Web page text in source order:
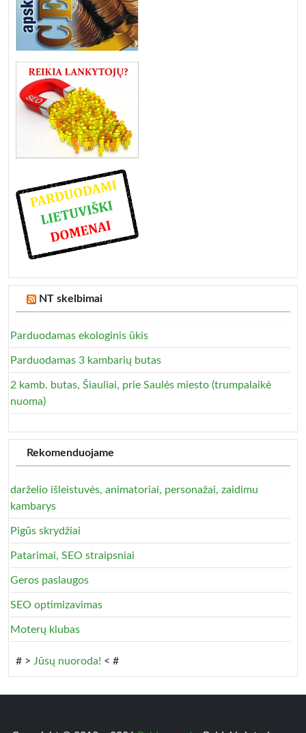
NT skelbimai
Parduodamas ekologinis ūkis
Parduodamas 3 kambarių butas
2 kamb. butas, Šiauliai, prie Saulės miesto (trumpalaikė
nuoma)
Rekomenduojame
darželio išleistuvės, animatoriai, personažai, zaidimu
kambarys
Pigūs skrydžiai
Patarimai, SEO straipsniai
Geros paslaugos
SEO optimizavimas
Moterų klubas
# > Jūsų nuoroda! < #